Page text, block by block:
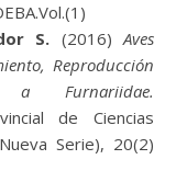
S. (2016)Aves
Reproducción
a Furnariidae.
de Ciencias
Serie), 20(2)